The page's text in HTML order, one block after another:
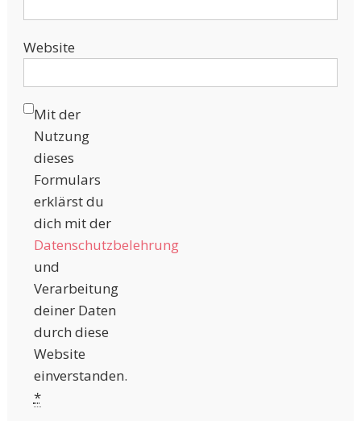
Website
Mit der
Nutzung
dieses
Formulars
erklärst du
dich mit der
Datenschutzbelehrung
und
Verarbeitung
deiner Daten
durch diese
Website
einverstanden.
*